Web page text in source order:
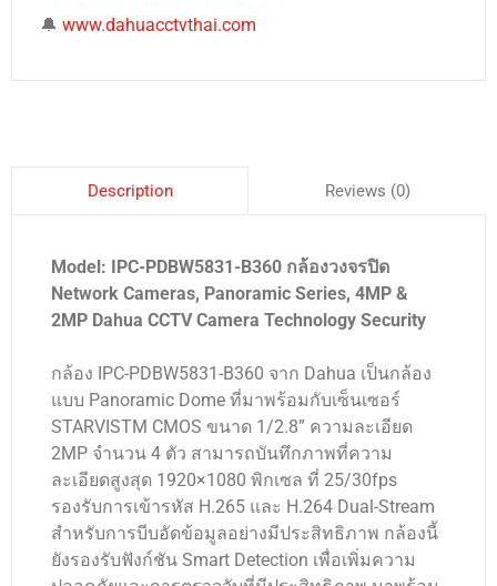
🔔 www.dahuacctvthai.com
Description Reviews (0)
Model: IPC-PDBW5831-B360 กล้องวงจรปิด
Network Cameras, Panoramic Series, 4MP &
2MP Dahua CCTV Camera Technology Security
กล้อง IPC-PDBW5831-B360 จาก Dahua เป็นกล้อง
แบบ Panoramic Dome ที่มาพร้อมกับเซ็นเซอร์
STARVISTM CMOS ขนาด 1/2.8” ความละเอียด
2MP จำนวน 4 ตัว สามารถบันทึกภาพที่ความ
ละเอียดสูงสุด 1920×1080 พิกเซล ที่ 25/30fps
รองรับการเข้ารหัส H.265 และ H.264 Dual-Stream
สำหรับการบีบอัดข้อมูลอย่างมีประสิทธิภาพ กล้องนี้
ยังรองรับฟังก์ชัน Smart Detection เพื่อเพิ่มความ